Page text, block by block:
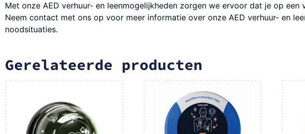
Met onze AED verhuur- en leenmogelijkheden zorgen we ervoor dat je op
Neem contact met ons op voor meer informatie over onze AED verhuur- en
noodsituaties.
Gerelateerde producten